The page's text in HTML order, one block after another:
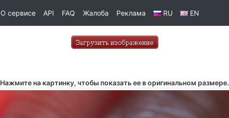
О сервисе API FAQ Жалоба Реклама RU EN
Нажмите на картинку, чтобы показать ее в оригинальном размере.